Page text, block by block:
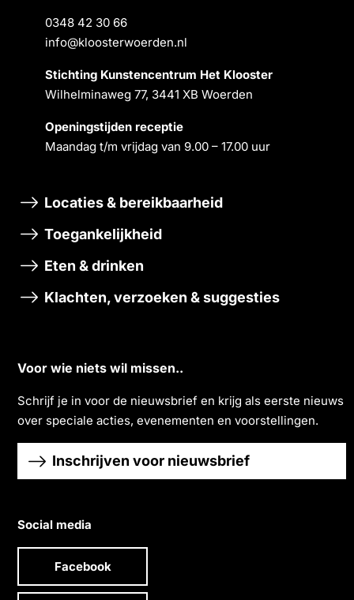
0348 42 30 66
info@kloosterwoerden.nl
Stichting Kunstencentrum Het Klooster
Wilhelminaweg 77, 3441 XB Woerden
Openingstĳden receptie
Maandag t/m vrĳdag van 9.00 – 17.00 uur
Locaties & bereikbaarheid
Toegankelijkheid
Eten & drinken
Klachten, verzoeken & suggesties
Voor wie niets wil missen..
Schrĳf je in voor de nieuwsbrief en krĳg als eerste nieuws
over speciale acties, evenementen en voorstellingen.
Inschrijven voor nieuwsbrief
Social media
Facebook